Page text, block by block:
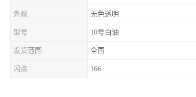
外观 无色透明
型号 10号白油
发货范围 全国
闪点 166